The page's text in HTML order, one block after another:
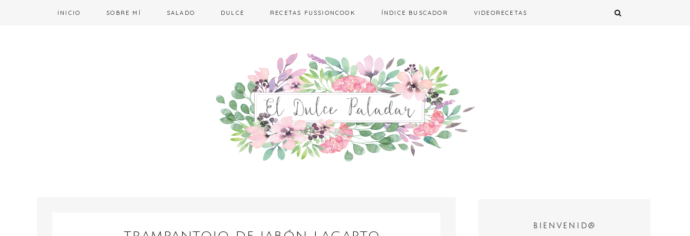
INICIO SOBRE MÍ SALADO DULCE RECETAS FUSSIONCOOK ÍNDICE BUSCADOR VIDEORECETAS
BIENVENID@